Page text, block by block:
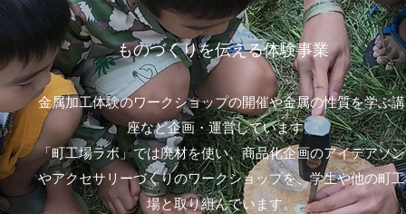
ものづくりを伝える体験事業
金属加工体験のワークショップの開催や金属の性質を学ぶ講
座など企画・運営しています。
「町工場ラボ」では廃材を使い、商品化企画のアイデアソン
やアクセサリーづくりのワークショップを、学生や他の町工
場と取り組んでいます。